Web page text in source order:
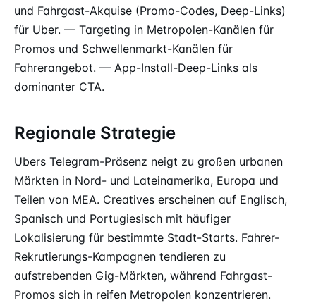
und Fahrgast-Akquise (Promo-Codes, Deep-Links)
für Uber. — Targeting in Metropolen-Kanälen für
Promos und Schwellenmarkt-Kanälen für
Fahrerangebot. — App-Install-Deep-Links als
dominanter CTA.
Regionale Strategie
Ubers Telegram-Präsenz neigt zu großen urbanen
Märkten in Nord- und Lateinamerika, Europa und
Teilen von MEA. Creatives erscheinen auf Englisch,
Spanisch und Portugiesisch mit häufiger
Lokalisierung für bestimmte Stadt-Starts. Fahrer-
Rekrutierungs-Kampagnen tendieren zu
aufstrebenden Gig-Märkten, während Fahrgast-
Promos sich in reifen Metropolen konzentrieren.